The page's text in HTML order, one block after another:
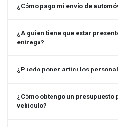
¿Cómo pago mi envío de
¿Alguien tiene que estar
entrega?
¿Puedo poner artículos
¿Cómo obtengo un presupuesto
vehículo?